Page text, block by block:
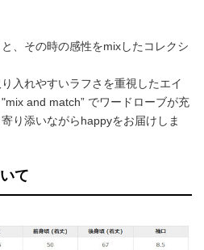
、その時の感性をmixしたコレクシ
入れやすいラフさを重視したエイ
and match” でワードローブが充
り添いながらhappyをお届けしま
て